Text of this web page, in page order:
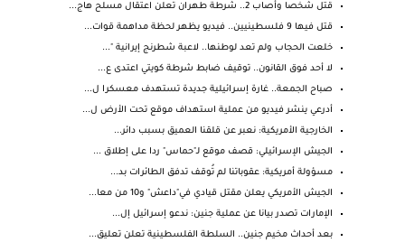
قتل شخصا وأصاب 2.. شرطة طهران تعلن اعتقال مسلح هاج...
قتل فيها 9 فلسطينيين.. فيديو يظهر لحظة مداهمة قوات...
خلعت الحجاب ولم تعد لوطنها.. لاعبة شطرنج إيرانية "...
لا أحد فوق القانون.. توقيف ضابط شرطة كويتي اعتدى ع...
صباح الجمعة.. غارة إسرائيلية جديدة تستهدف معسكرا ل...
أدرعي ينشر فيديو من عملية استهداف موقع تحت الأرض ل...
الخارجية الأمريكية: نعبر عن قلقنا العميق بسبب دائر...
الجيش الإسرائيلي: قصف موقع لـ"حماس" ردا على إطلاق ...
مسؤولة أمريكية: عقوباتنا لم تُوقف تدفق الطائرات بد...
الجيش الأمريكي يعلن مقتل قيادي في"داعش" و10 من معا...
الإمارات تصدر بيانا عن عملية جنين: ندعو إسرائيل إل...
بعد أحداث مخيم جنين.. السلطة الفلسطينية تعلن تعليق...